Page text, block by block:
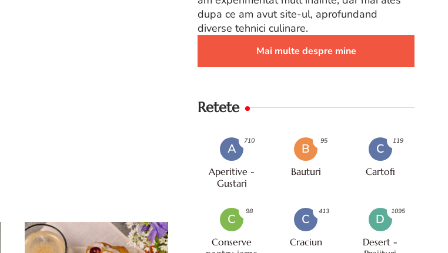
dupa ce am avut site-ul, aprofundand
diverse tehnici culinare.
Mai multe despre mine
Retete
A
Aperitive -
Gustari
710
B
Bauturi
95
C
Cartofi
119
C
Conserve
98
C
Craciun
413
D
Desert -
1095